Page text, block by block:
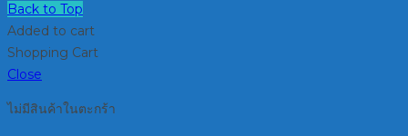
Back to Top
Added to cart
Shopping Cart
Close
ไม่มีสินค้าในตะกร้า